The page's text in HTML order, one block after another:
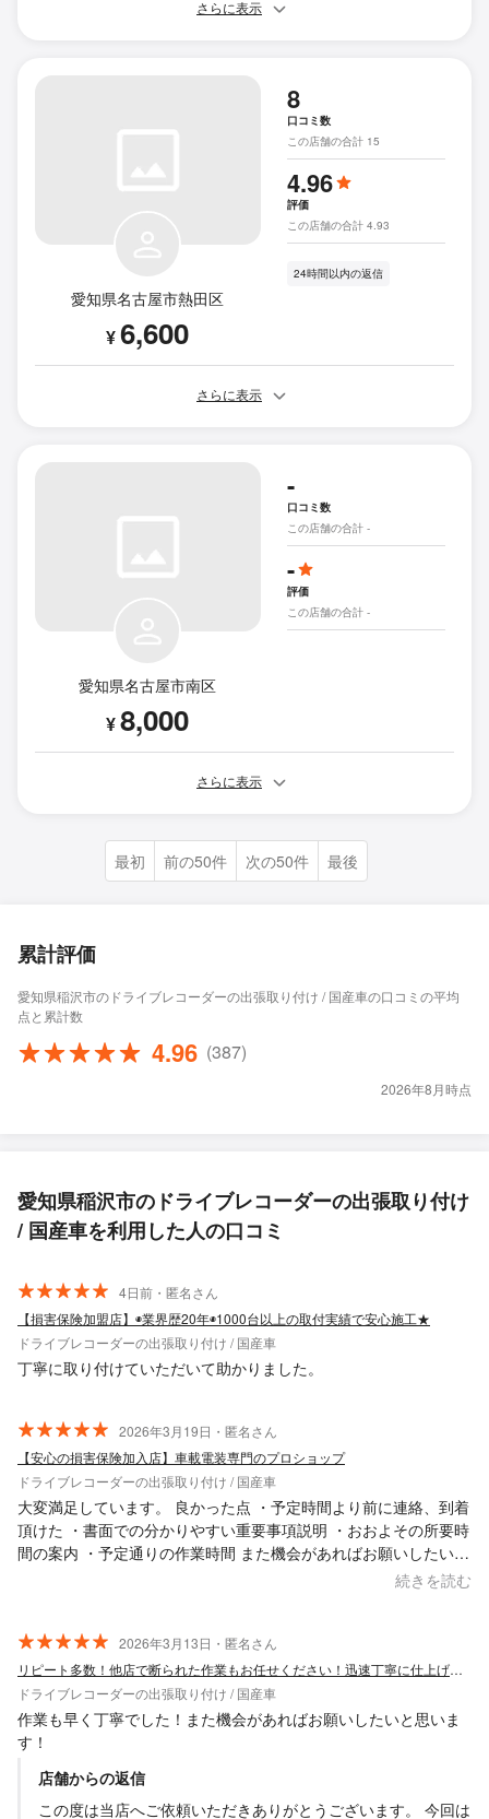
さらに表示
愛知県名古屋市熱田区
¥6,600
8
口コミ数
この店舗の合計 15
4.96
評価
この店舗の合計 4.93
24時間以内の返信
さらに表示
愛知県名古屋市南区
¥8,000
-
口コミ数
この店舗の合計 -
-
評価
この店舗の合計 -
さらに表示
最初 前の50件 次の50件 最後
累計評価
愛知県稲沢市のドライブレコーダーの出張取り付け / 国産車の口コミの平均
点と累計数
4.96 (387)
2026年8月時点
愛知県稲沢市のドライブレコーダーの出張取り付け
/ 国産車を利用した人の口コミ
4日前・匿名さん
【損害保険加盟店】◉業界歴20年◉1000台以上の取付実績で安心施工★
ドライブレコーダーの出張取り付け / 国産車
丁寧に取り付けていただいて助かりました。
2026年3月19日・匿名さん
【安心の損害保険加入店】車載電装専門のプロショップ
ドライブレコーダーの出張取り付け / 国産車
大変満足しています。 良かった点 ・予定時間より前に連絡、到着
頂けた ・書面での分かりやすい重要事項説明 ・おおよその所要時
間の案内 ・予定通りの作業時間 また機会があればお願いしたいで
続きを読む
2026年3月13日・匿名さん
リピート多数！他店で断られた作業もお任せください！迅速丁寧に仕上げます
ドライブレコーダーの出張取り付け / 国産車
作業も早く丁寧でした！また機会があればお願いしたいと思いま
す！
店舗からの返信
この度は当店へご依頼いただきありがとうございます。 今回は